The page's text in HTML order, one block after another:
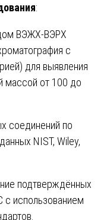
:
ВЭЖХ-ВЭРХ
с
для выявления
массой от 100 до
соединений по
NIST, Wiley,
подтверждённых
использованием